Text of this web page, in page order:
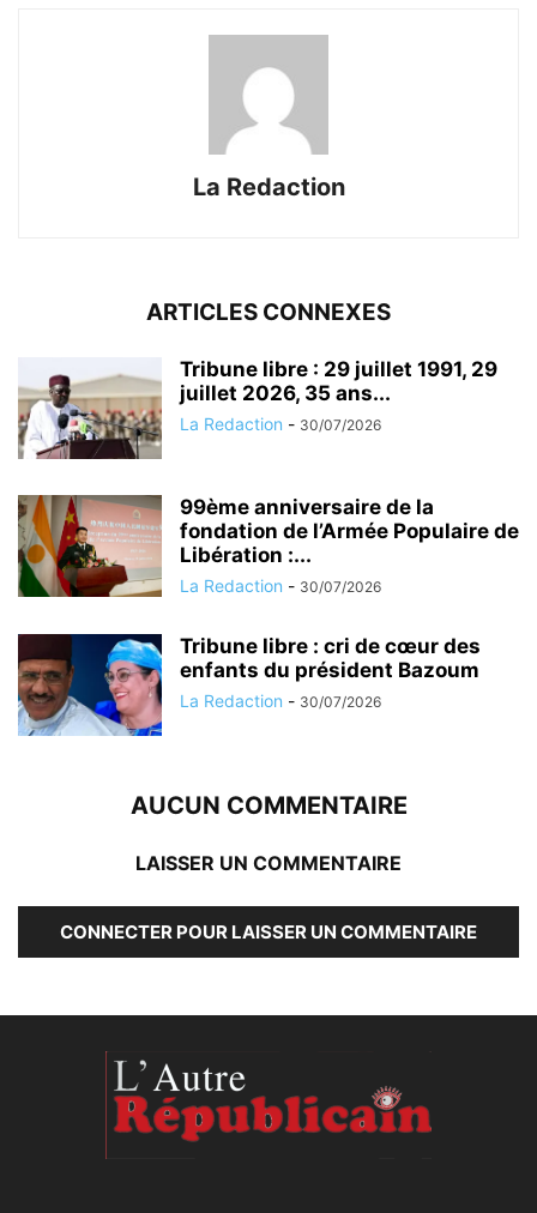
La Redaction
ARTICLES CONNEXES
Tribune libre : 29 juillet 1991, 29
juillet 2026, 35 ans...
La Redaction - 30/07/2026
99ème anniversaire de la
fondation de l’Armée Populaire de
Libération :...
La Redaction - 30/07/2026
Tribune libre : cri de cœur des
enfants du président Bazoum
La Redaction - 30/07/2026
AUCUN COMMENTAIRE
LAISSER UN COMMENTAIRE
CONNECTER POUR LAISSER UN COMMENTAIRE